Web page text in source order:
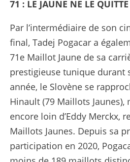
71 : LE JAUNE NE LE
Par l’intermédiaire de son
final, Tadej Pogacar a
71e Maillot Jaune de sa
prestigieuse tunique durant
année, le Slovène se
Hinault (79 Maillots Jaunes),
encore loin d’Eddy Merckx,
Maillots Jaunes. Depuis sa
participation en 2020,